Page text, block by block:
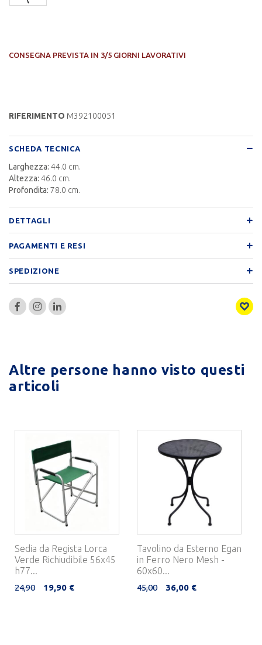
CONSEGNA PREVISTA IN 3/5 GIORNI LAVORATIVI
RIFERIMENTO M392100051
SCHEDA TECNICA
Larghezza: 44.0 cm.
Altezza: 46.0 cm.
Profondita: 78.0 cm.
DETTAGLI
PAGAMENTI E RESI
SPEDIZIONE
Altre persone hanno visto questi
articoli
Sedia da Regista Lorca
Verde Richiudibile 56x45
h77...
24,90 19,90 €
Tavolino da Esterno Egan
in Ferro Nero Mesh -
60x60...
45,00 36,00 €